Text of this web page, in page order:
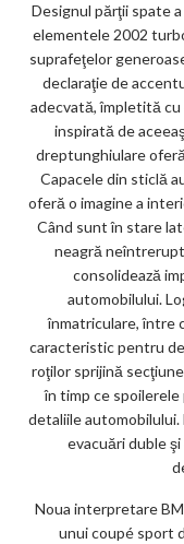
Designul părţii spate
elementele 2002
suprafeţelor
declaraţie de
adecvată, împletită
inspirată de
dreptunghiulare
Capacele din sticlă
oferă o imagine a
Când sunt în stare
neagră
consolidează
automobilului.
înmatriculare, între
caracteristic pentru
roţilor sprijină
în timp ce
detaliile
evacuări duble
Noua interpretare
unui coupé sport